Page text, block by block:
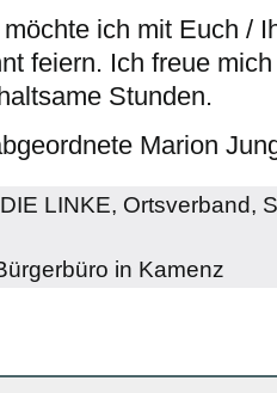
ich mit Euch /
feiern. Ich freue
Stunden.
Marion
DIE LINKE, Ortsverband,
in Kamenz